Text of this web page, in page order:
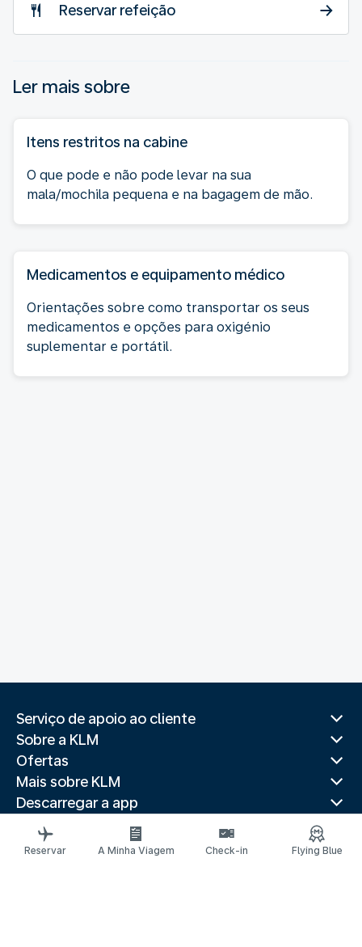
Reservar refeição
Ler mais sobre
Itens restritos na cabine
O que pode e não pode levar na sua
mala/mochila pequena e na bagagem de mão.
Medicamentos e equipamento médico
Orientações sobre como transportar os seus
medicamentos e opções para oxigénio
suplementar e portátil.
Serviço de apoio ao cliente
Sobre a KLM
Ofertas
Mais sobre KLM
Descarregar a app
Websites relacionados
Guias de viagem
Reservar A Minha Viagem Check-in Flying Blue